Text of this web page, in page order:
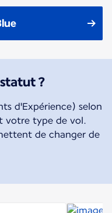
?
d'Expérience) selon
votre type de vol.
de changer de